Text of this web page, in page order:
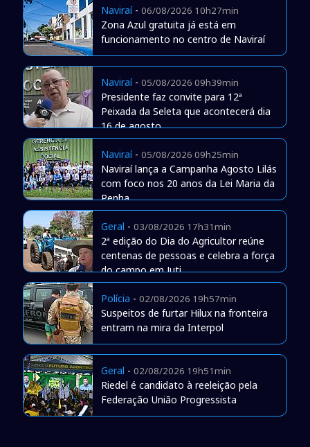
Naviraí- 06/08/2026 10h27min
Zona Azul gratuita já está em
funcionamento no centro de Naviraí
Naviraí- 05/08/2026 09h39min
Presidente faz convite para 12ª
Peixada da Seleta que acontecerá dia
16 de agosto
Naviraí- 05/08/2026 09h25min
Naviraí lança a Campanha Agosto Lilás
com foco nos 20 anos da Lei Maria da
Penha
Geral - 03/08/2026 17h31min
2ª edição do Dia do Agricultor reúne
centenas de pessoas e celebra a força
do campo em Juti
Polícia - 02/08/2026 19h57min
Suspeitos de furtar Hilux na fronteira
entram na mira da Interpol
Geral - 02/08/2026 19h51min
Riedel é candidato à reeleição pela
Federação União Progressista